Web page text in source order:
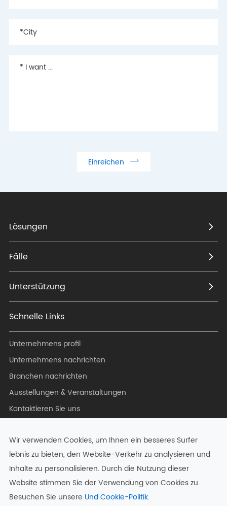
Einreichen 
Lösungen
Fälle
Unterstützung
Schnelle Links
Unternehmens profil
Unternehmens nachrichten
Branchen nachrichten
Ausstellungen & Veranstaltungen
Kontaktieren Sie uns
Urheberrecht © Hangzhou Zkong Networks Co., Ltd.
Rechte vorbehalten.
Wir verwenden Cookies, um Ihnen ein besseres Surfer
lebnis zu bieten, den Website-Verkehr zu analysieren und
Inhalte zu personalisieren. Durch die Nutzung dieser
Website stimmen Sie der Verwendung von Cookies zu.
Besuchen Sie unsere Und Cookie-Politik.